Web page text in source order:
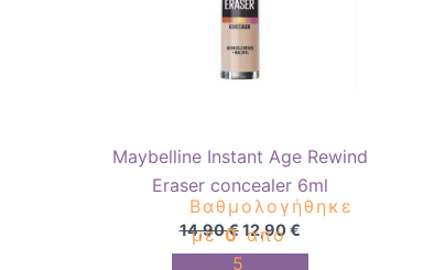
Maybelline Instant Age Rewind
Eraser concealer 6ml
Βαθμολογήθηκε
με0από
5
14,90€ 12,90€
στη
σελίδα
του